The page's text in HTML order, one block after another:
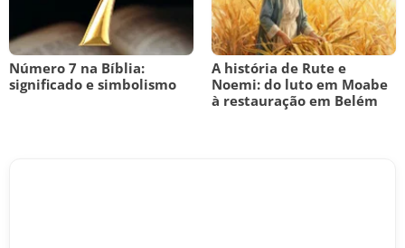
Número 7 na Bíblia:
significado e simbolismo
A história de Rute e
Noemi: do luto em Moabe
à restauração em Belém